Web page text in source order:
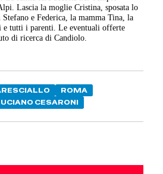
Lascia la moglie Cristina, sposata lo
e Federica, la mamma Tina, la
e tutti i parenti. Le eventuali offerte
di ricerca di Candiolo.
ROMA
CESARONI